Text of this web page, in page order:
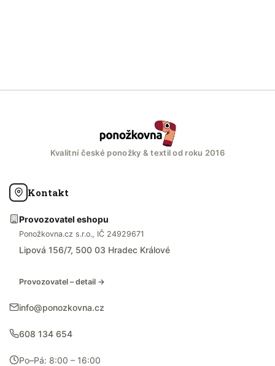
Kvalitní české ponožky & textil od roku 2016
Kontakt
Provozovatel eshopu
Ponožkovna.cz s.r.o., IČ 24929671
Lipová 156/7, 500 03 Hradec Králové
Provozovatel – detail →
info@ponozkovna.cz
608 134 654
Po–Pá: 8:00 – 16:00